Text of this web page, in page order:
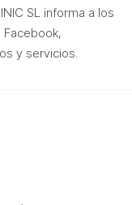
SL informa a los
y servicios.